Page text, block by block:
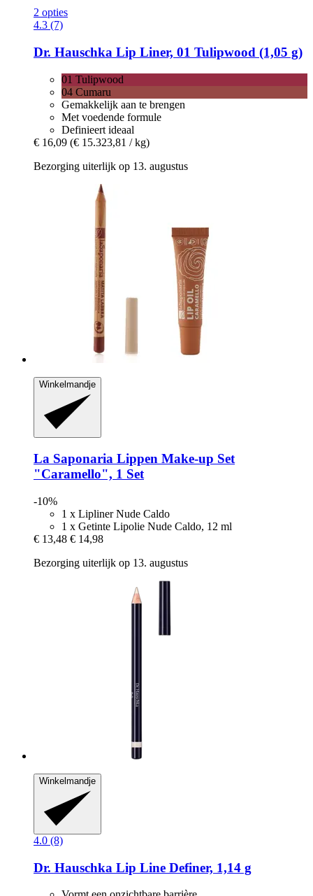
2 opties
4.3 (7)
Dr. Hauschka Lip Liner, 01 Tulipwood (1,05 g)
01 Tulipwood
04 Cumaru
Gemakkelijk aan te brengen
Met voedende formule
Definieert ideaal
€ 16,09 (€ 15.323,81 / kg)
Bezorging uiterlijk op 13. augustus
Winkelmandje
La Saponaria Lippen Make-​up Set
"Caramello", 1 Set
-10%
1 x Lipliner Nude Caldo
1 x Getinte Lipolie Nude Caldo, 12 ml
€ 13,48 € 14,98
Bezorging uiterlijk op 13. augustus
Winkelmandje
4.0 (8)
Dr. Hauschka Lip Line Definer, 1,14 g